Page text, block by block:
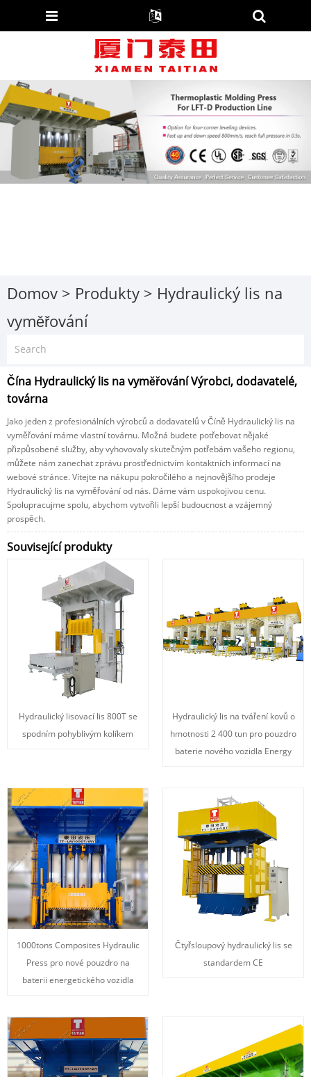
Domov > Produkty > Hydraulický lis na
vyměřování
Čína Hydraulický lis na vyměřování Výrobci, dodavatelé,
továrna
Jako jeden z profesionálních výrobců a dodavatelů v Číně Hydraulický lis na
vyměřování máme vlastní továrnu. Možná budete potřebovat nějaké
přizpůsobené služby, aby vyhovovaly skutečným potřebám vašeho regionu,
můžete nám zanechat zprávu prostřednictvím kontaktních informací na
webové stránce. Vítejte na nákupu pokročilého a nejnovějšího prodeje
Hydraulický lis na vyměřování od nás. Dáme vám uspokojivou cenu.
Spolupracujme spolu, abychom vytvořili lepší budoucnost a vzájemný
prospěch.
Související produkty
Hydraulický lisovací lis 800T se
spodním pohyblivým kolíkem
Hydraulický lis na tváření kovů o
hmotnosti 2 400 tun pro pouzdro
baterie nového vozidla Energy
1000tons Composites Hydraulic
Press pro nové pouzdro na
baterii energetického vozidla
Čtyřsloupový hydraulický lis se
standardem CE